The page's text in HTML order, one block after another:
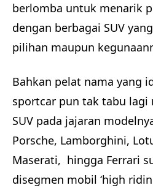
berlomba untuk menarik
dengan berbagai SUV
pilihan maupun
Bahkan pelat nama yang
sportcar pun tak tabu lagi
SUV pada jajaran
Porsche, Lamborghini,
Maserati, hingga Ferrari
disegmen mobil ‘high